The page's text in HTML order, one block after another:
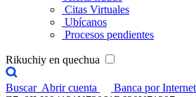
Citas Virtuales
Ubícanos
Procesos pendientes
Rikuchiy en quechua
Buscar Abrir cuenta
Banca por Internet